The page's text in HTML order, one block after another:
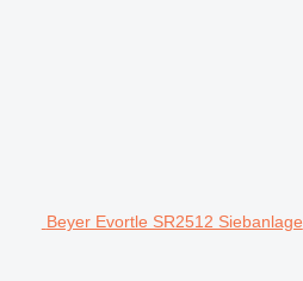
Beyer Evortle SR2512 Siebanlage